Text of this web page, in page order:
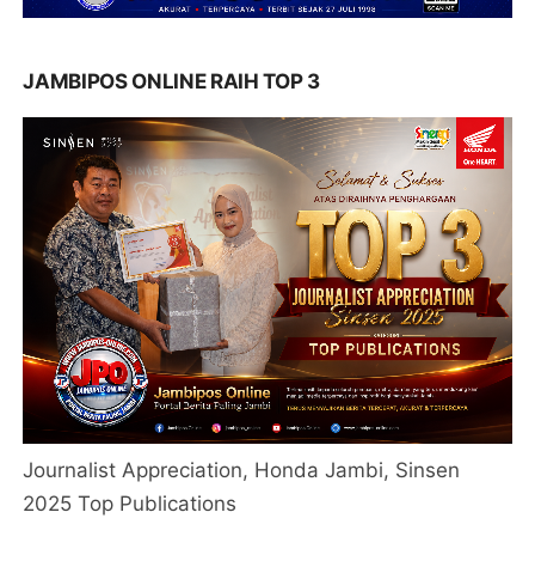
JAMBIPOS ONLINE RAIH TOP 3
Journalist Appreciation, Honda Jambi, Sinsen
2025 Top Publications